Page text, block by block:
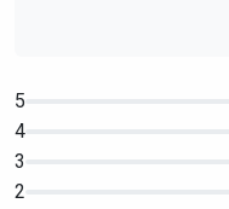
5
4
3
2